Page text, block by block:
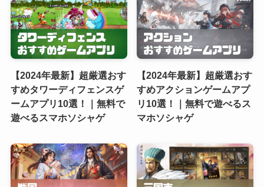
【2024年最新】超厳選おす
すめタワーディフェンスゲ
ームアプリ10選！｜無料で
遊べるスマホソシャゲ
【2024年最新】超厳選おす
すめアクションゲームアプ
リ10選！｜無料で遊べるス
マホソシャゲ